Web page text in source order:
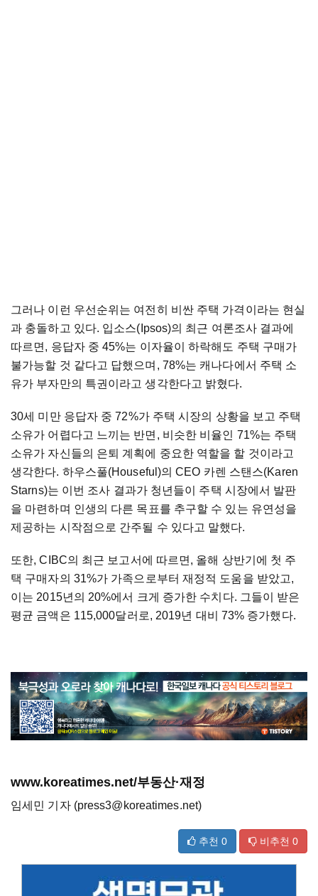
그러나 이런 우선순위는 여전히 비싼 주택 가격이라는 현실
과 충돌하고 있다. 입소스(Ipsos)의 최근 여론조사 결과에
따르면, 응답자 중 45%는 이자율이 하락해도 주택 구매가
불가능할 것 같다고 답했으며, 78%는 캐나다에서 주택 소
유가 부자만의 특권이라고 생각한다고 밝혔다.
30세 미만 응답자 중 72%가 주택 시장의 상황을 보고 주택
소유가 어렵다고 느끼는 반면, 비슷한 비율인 71%는 주택
소유가 자신들의 은퇴 계획에 중요한 역할을 할 것이라고
생각한다. 하우스풀(Houseful)의 CEO 카렌 스탠스(Karen
Starns)는 이번 조사 결과가 청년들이 주택 시장에서 발판
을 마련하며 인생의 다른 목표를 추구할 수 있는 유연성을
제공하는 시작점으로 간주될 수 있다고 말했다.
또한, CIBC의 최근 보고서에 따르면, 올해 상반기에 첫 주
택 구매자의 31%가 가족으로부터 재정적 도움을 받았고,
이는 2015년의 20%에서 크게 증가한 수치다. 그들이 받은
평균 금액은 115,000달러로, 2019년 대비 73% 증가했다.
www.koreatimes.net/부동산·재정
임세민 기자 (press3@koreatimes.net)
추천 0 비추천 0